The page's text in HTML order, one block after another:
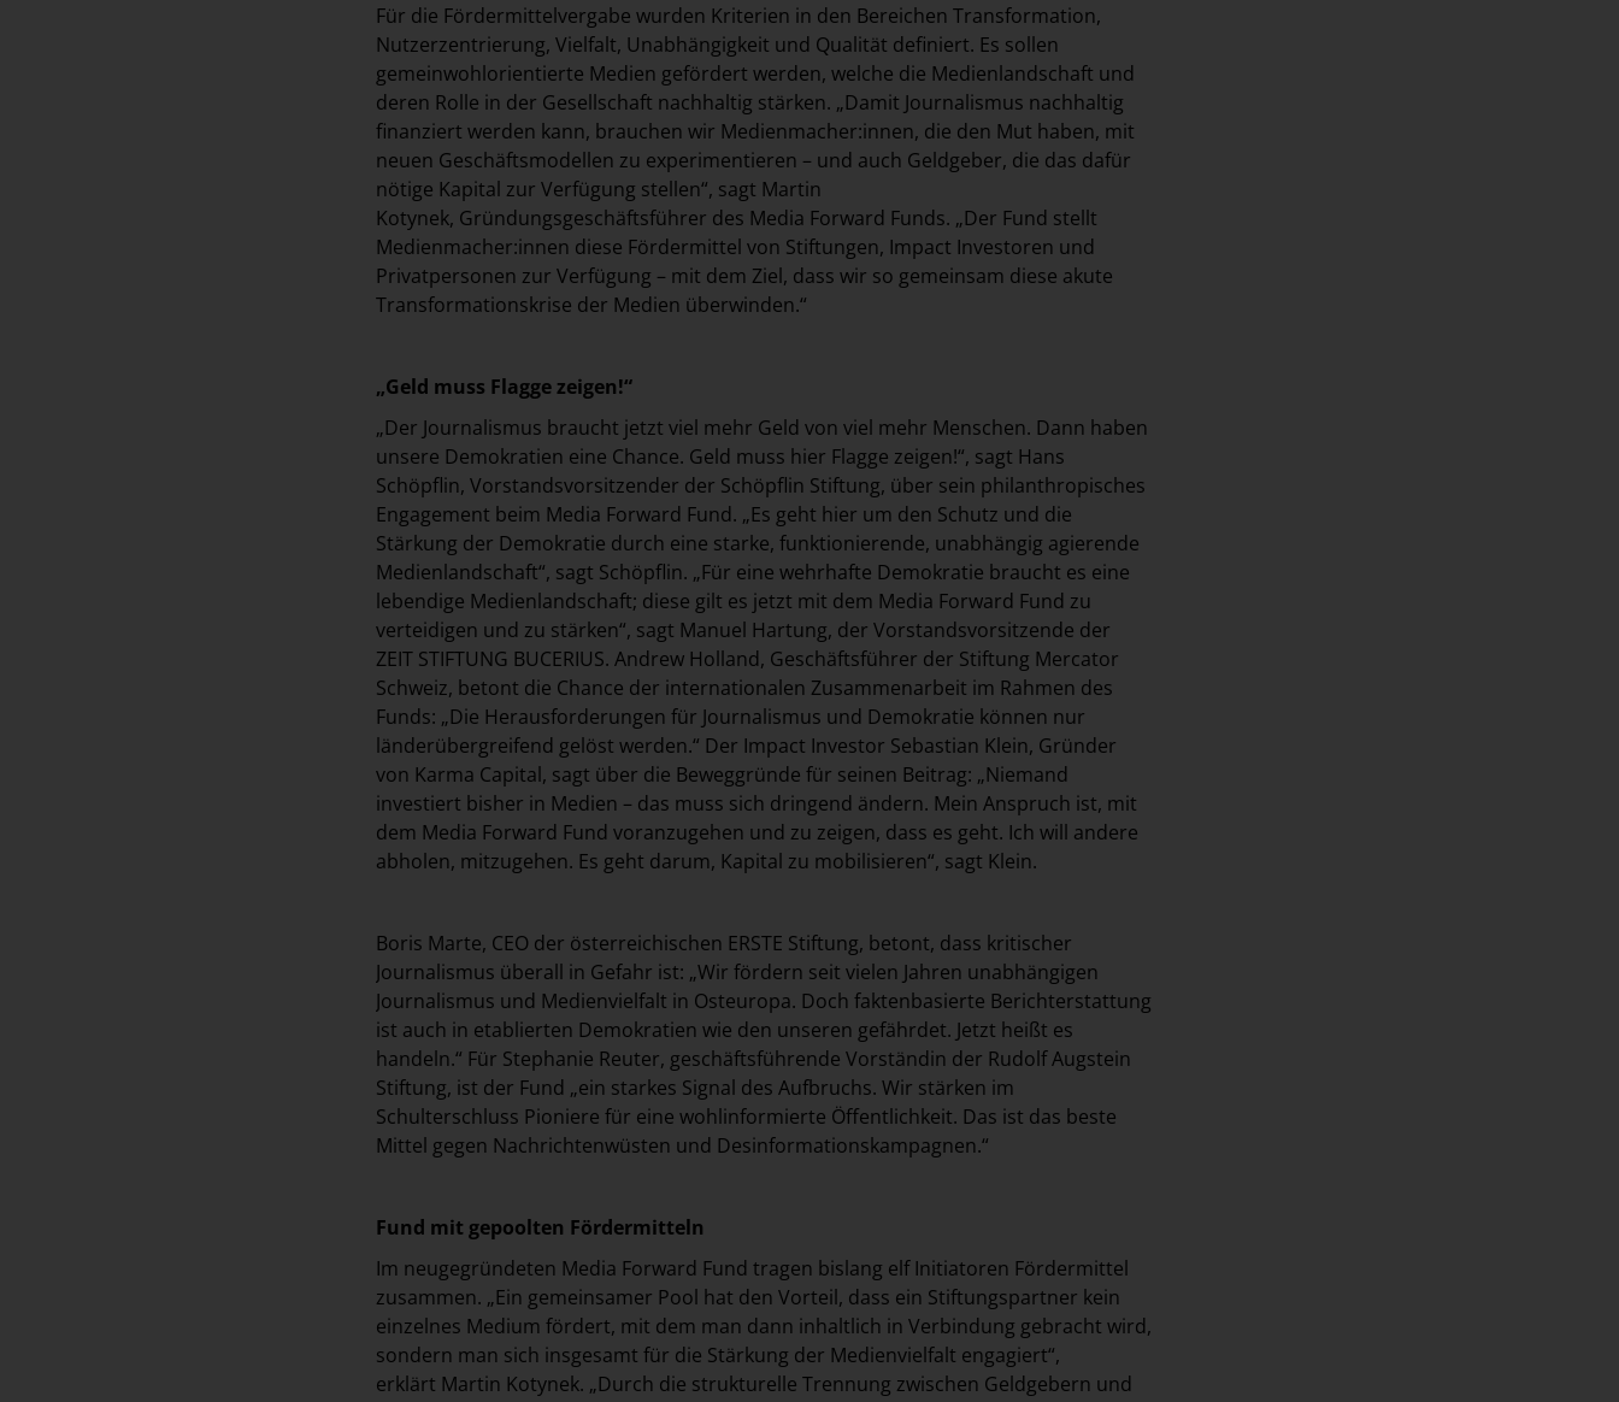
Für die Fördermittelvergabe wurden Kriterien in den Bereichen Transformation,
Nutzerzentrierung, Vielfalt, Unabhängigkeit und Qualität definiert. Es sollen
gemeinwohlorientierte Medien gefördert werden, welche die Medienlandschaft und
deren Rolle in der Gesellschaft nachhaltig stärken. „Damit Journalismus nachhaltig
finanziert werden kann, brauchen wir Medienmacher:innen, die den Mut haben, mit
neuen Geschäftsmodellen zu experimentieren – und auch Geldgeber, die das dafür
nötige Kapital zur Verfügung stellen“, sagt Martin
Kotynek, Gründungsgeschäftsführer des Media Forward Funds. „Der Fund stellt
Medienmacher:innen diese Fördermittel von Stiftungen, Impact Investoren und
Privatpersonen zur Verfügung – mit dem Ziel, dass wir so gemeinsam diese akute
Transformationskrise der Medien überwinden.“
„Geld muss Flagge zeigen!“
„Der Journalismus braucht jetzt viel mehr Geld von viel mehr Menschen. Dann haben
unsere Demokratien eine Chance. Geld muss hier Flagge zeigen!“, sagt Hans
Schöpflin, Vorstandsvorsitzender der Schöpflin Stiftung, über sein philanthropisches
Engagement beim Media Forward Fund. „Es geht hier um den Schutz und die
Stärkung der Demokratie durch eine starke, funktionierende, unabhängig agierende
Medienlandschaft“, sagt Schöpflin. „Für eine wehrhafte Demokratie braucht es eine
lebendige Medienlandschaft; diese gilt es jetzt mit dem Media Forward Fund zu
verteidigen und zu stärken“, sagt Manuel Hartung, der Vorstandsvorsitzende der
ZEIT STIFTUNG BUCERIUS. Andrew Holland, Geschäftsführer der Stiftung Mercator
Schweiz, betont die Chance der internationalen Zusammenarbeit im Rahmen des
Funds: „Die Herausforderungen für Journalismus und Demokratie können nur
länderübergreifend gelöst werden.“ Der Impact Investor Sebastian Klein, Gründer
von Karma Capital, sagt über die Beweggründe für seinen Beitrag: „Niemand
investiert bisher in Medien – das muss sich dringend ändern. Mein Anspruch ist, mit
dem Media Forward Fund voranzugehen und zu zeigen, dass es geht. Ich will andere
abholen, mitzugehen. Es geht darum, Kapital zu mobilisieren“, sagt Klein.
Boris Marte, CEO der österreichischen ERSTE Stiftung, betont, dass kritischer
Journalismus überall in Gefahr ist: „Wir fördern seit vielen Jahren unabhängigen
Journalismus und Medienvielfalt in Osteuropa. Doch faktenbasierte Berichterstattung
ist auch in etablierten Demokratien wie den unseren gefährdet. Jetzt heißt es
handeln.“ Für Stephanie Reuter, geschäftsführende Vorständin der Rudolf Augstein
Stiftung, ist der Fund „ein starkes Signal des Aufbruchs. Wir stärken im
Schulterschluss Pioniere für eine wohlinformierte Öffentlichkeit. Das ist das beste
Mittel gegen Nachrichtenwüsten und Desinformationskampagnen.“
Fund mit gepoolten Fördermitteln
Im neugegründeten Media Forward Fund tragen bislang elf Initiatoren Fördermittel
zusammen. „Ein gemeinsamer Pool hat den Vorteil, dass ein Stiftungspartner kein
einzelnes Medium fördert, mit dem man dann inhaltlich in Verbindung gebracht wird,
sondern man sich insgesamt für die Stärkung der Medienvielfalt engagiert“,
erklärt Martin Kotynek. „Durch die strukturelle Trennung zwischen Geldgebern und